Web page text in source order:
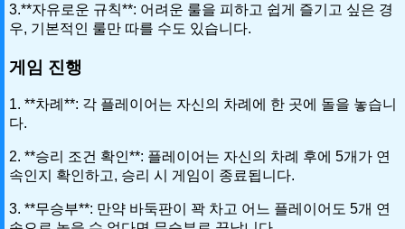
3.**자유로운 규칙**: 어려운 룰을 피하고 쉽게 즐기고 싶은 경
우, 기본적인 룰만 따를 수도 있습니다.
게임 진행
1. **차례**: 각 플레이어는 자신의 차례에 한 곳에 돌을 놓습니
다.
2. **승리 조건 확인**: 플레이어는 자신의 차례 후에 5개가 연
속인지 확인하고, 승리 시 게임이 종료됩니다.
3. **무승부**: 만약 바둑판이 꽉 차고 어느 플레이어도 5개 연